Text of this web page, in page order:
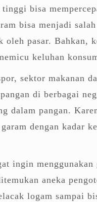
bisa
bisa menjadi
pasar. Bahkan,
keluhan
sektor makanan
di berbagai
dalam pangan.
dengan kadar
ingin menggunakan
aneka
logam sampai